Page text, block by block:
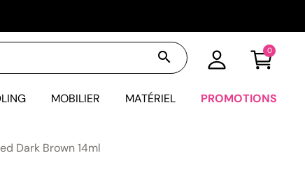
search 0
MOBILIER MATÉRIEL PROMOTIONS
Dark Brown 14ml